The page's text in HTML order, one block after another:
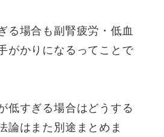
る場合も副腎疲労・低血
がかりになるってことで
低すぎる場合はどうする
論はまた別途まとめま